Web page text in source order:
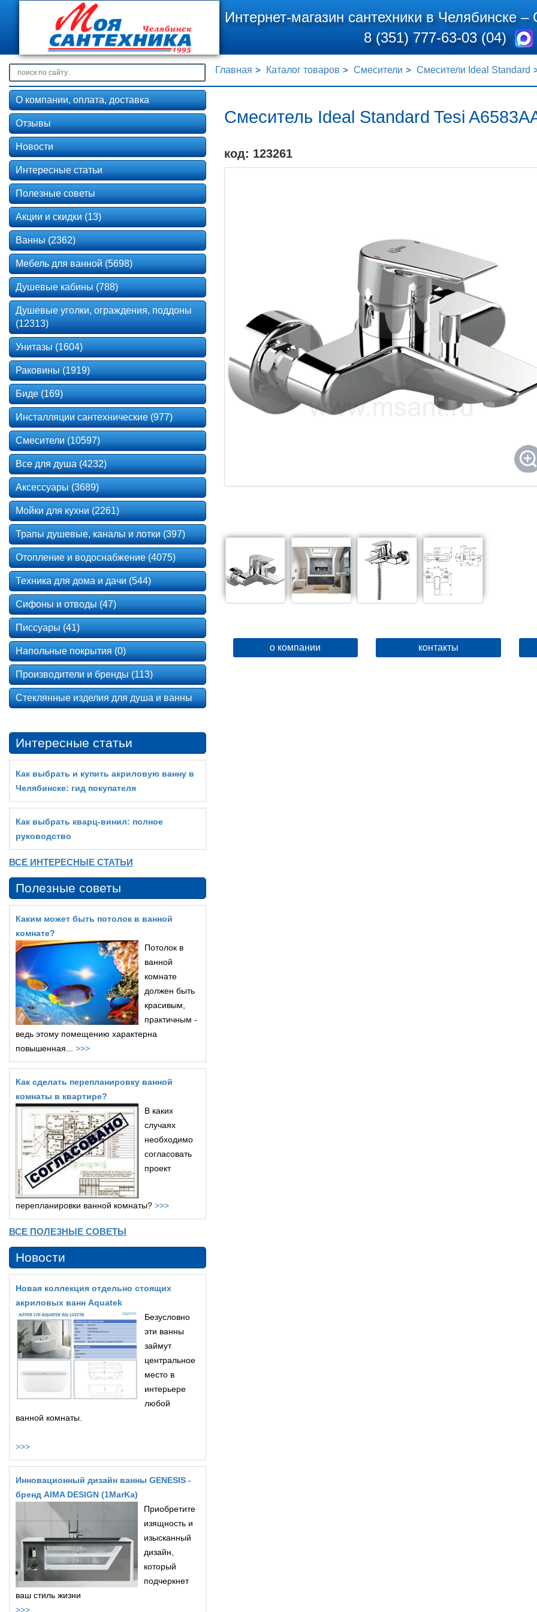
Интернет-магазин сантехники в Челябинске –
8 (351) 777-63-03 (04)
Главная Каталог товаров Смесители Смесители Ideal Standard
Смеситель Ideal Standard Tesi
код: 123261
о компании контакты
О компании, оплата, доставка
Отзывы
Новости
Интересные статьи
Полезные советы
Акции и скидки (13)
Ванны (2362)
Мебель для ванной (5698)
Душевые кабины (788)
Душевые уголки, ограждения, поддоны
(12313)
Унитазы (1604)
Раковины (1919)
Биде (169)
Инсталляции сантехнические (977)
Смесители (10597)
Все для душа (4232)
Аксессуары (3689)
Мойки для кухни (2261)
Трапы душевые, каналы и лотки (397)
Отопление и водоснабжение (4075)
Техника для дома и дачи (544)
Сифоны и отводы (47)
Писсуары (41)
Напольные покрытия (0)
Производители и бренды (113)
Стеклянные изделия для душа и ванны
Интересные статьи
Как выбрать и купить акриловую ванну в
Челябинске: гид покупателя
Как выбрать кварц‑винил: полное
руководство
ВСЕ ИНТЕРЕСНЫЕ СТАТЬИ
Полезные советы
Каким может быть потолок в ванной
комнате?
Потолок в
ванной
комнате
должен быть
красивым,
практичным -
ведь этому помещению характерна
повышенная... >>>
Как сделать перепланировку ванной
комнаты в квартире?
В каких
случаях
необходимо
согласовать
проект
перепланировки ванной комнаты? >>>
ВСЕ ПОЛЕЗНЫЕ СОВЕТЫ
Новости
Новая коллекция отдельно стоящих
акриловых ванн Aquatek
Безусловно
эти ванны
займут
центральное
место в
интерьере
любой
ванной комнаты.
>>>
Инновационный дизайн ванны GENESIS -
бренд AIMA DESIGN (1MarKa)
Приобретите
изящность и
изысканный
дизайн,
который
подчеркнет
ваш стиль жизни
>>>